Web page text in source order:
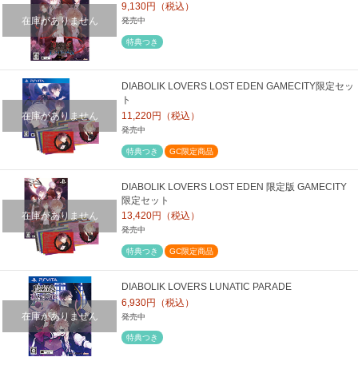
在庫がありません
9,130円（税込）
発売中
特典つき
在庫がありません
DIABOLIK LOVERS LOST EDEN GAMECITY限定セッ
ト
11,220円（税込）
発売中
特典つき GC限定商品
在庫がありません
DIABOLIK LOVERS LOST EDEN 限定版 GAMECITY
限定セット
13,420円（税込）
発売中
特典つき GC限定商品
在庫がありません
DIABOLIK LOVERS LUNATIC PARADE
6,930円（税込）
発売中
特典つき